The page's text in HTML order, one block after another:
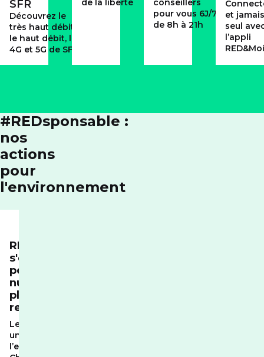
SFR
Découvrez le
très haut débit,
le haut débit, la
4G et 5G de SFR
de la liberté
conseillers
pour vous 6J/7
de 8h à 21h
et jamais
seul
l’appli
RED&Moi
#REDsponsable :
nos
actions
pour
l'environnement
RED
s'engage
pour un
numérique
plus
responsable
Le numérique a
un impact sur
l’environnement.